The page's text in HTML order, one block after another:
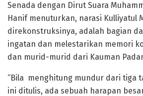
Senada dengan Dirut Suara
Hanif menuturkan, narasi Kulliyatul
direkonstruksinya, adalah bagian
ingatan dan melestarikan memori
dan murid-murid dari Kauman
“Bila menghitung mundur dari tiga
ini ditulis, ada sebuah harapan